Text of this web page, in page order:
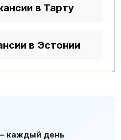
в Тарту
в Эстонии
каждый день